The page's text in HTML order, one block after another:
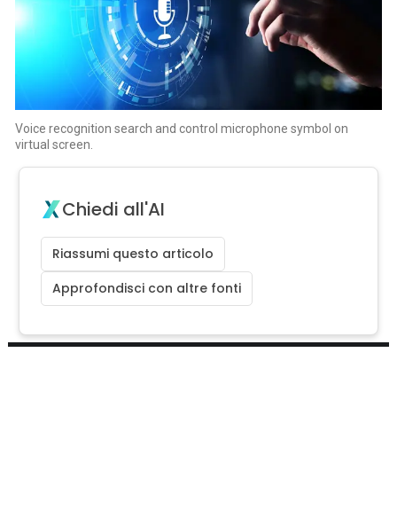
Voice recognition search and control microphone symbol on
virtual screen.
Chiedi all'AI
Riassumi questo articolo
Approfondisci con altre fonti